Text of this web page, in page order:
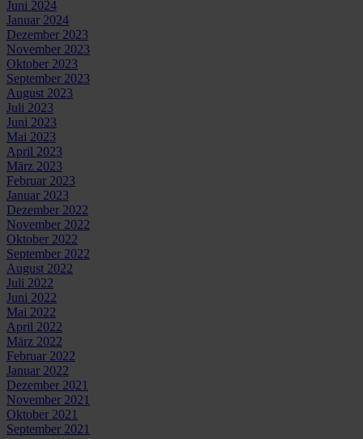
Juni 2024
Januar 2024
Dezember 2023
November 2023
Oktober 2023
September 2023
August 2023
Juli 2023
Juni 2023
Mai 2023
April 2023
März 2023
Februar 2023
Januar 2023
Dezember 2022
November 2022
Oktober 2022
September 2022
August 2022
Juli 2022
Juni 2022
Mai 2022
April 2022
März 2022
Februar 2022
Januar 2022
Dezember 2021
November 2021
Oktober 2021
September 2021